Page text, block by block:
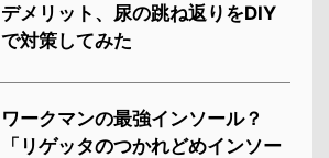
デメリット、尿の跳ね返りをDIY
で対策してみた
ワークマンの最強インソール？
「リゲッタのつかれどめインソー